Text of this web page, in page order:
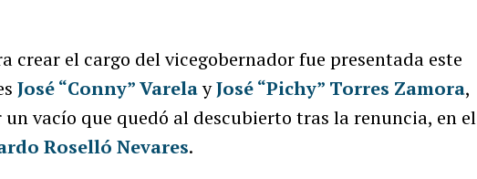
crear el cargo del vicegobernador fue presentada este
José “Conny” VarelayJosé “Pichy” Torres Zamora,
vacío que quedó al descubierto tras la renuncia, en el
Roselló Nevares.